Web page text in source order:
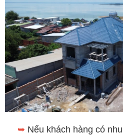
➥ Nếu khách hàng có